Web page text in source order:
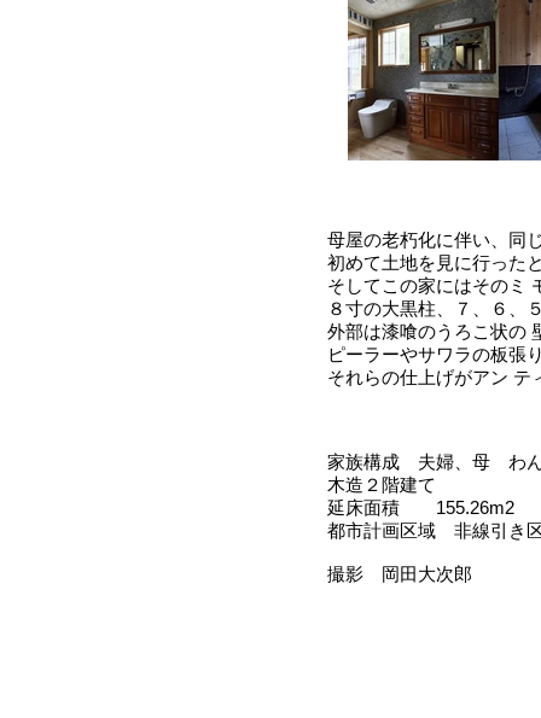
母屋の老朽化に伴い、同
初めて土地を見に行った
そしてこの家にはそのミ
８寸の大黒柱、７、６、
外部は漆喰のうろこ状の
ピーラーやサワラの板張
それらの仕上げがアン テ
家族構成 夫婦、母 わん
木造２階建て
延床面積 155.26m2
都市計画区域 非線引き
撮影 岡田大次郎